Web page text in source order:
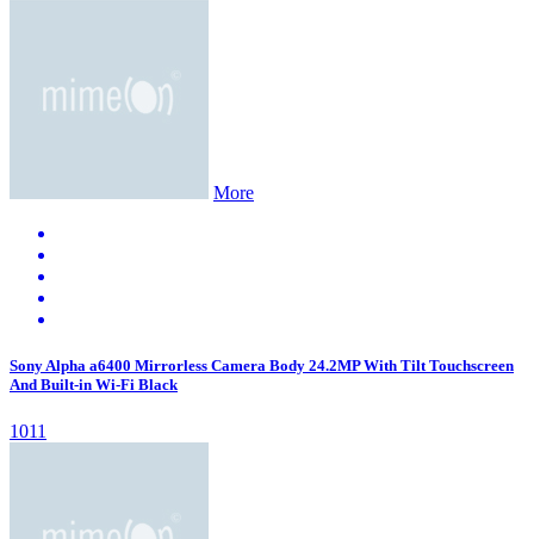
More
Sony Alpha a6400 Mirrorless Camera Body 24.2MP With Tilt Touchscreen
And Built-in Wi-Fi Black
1011